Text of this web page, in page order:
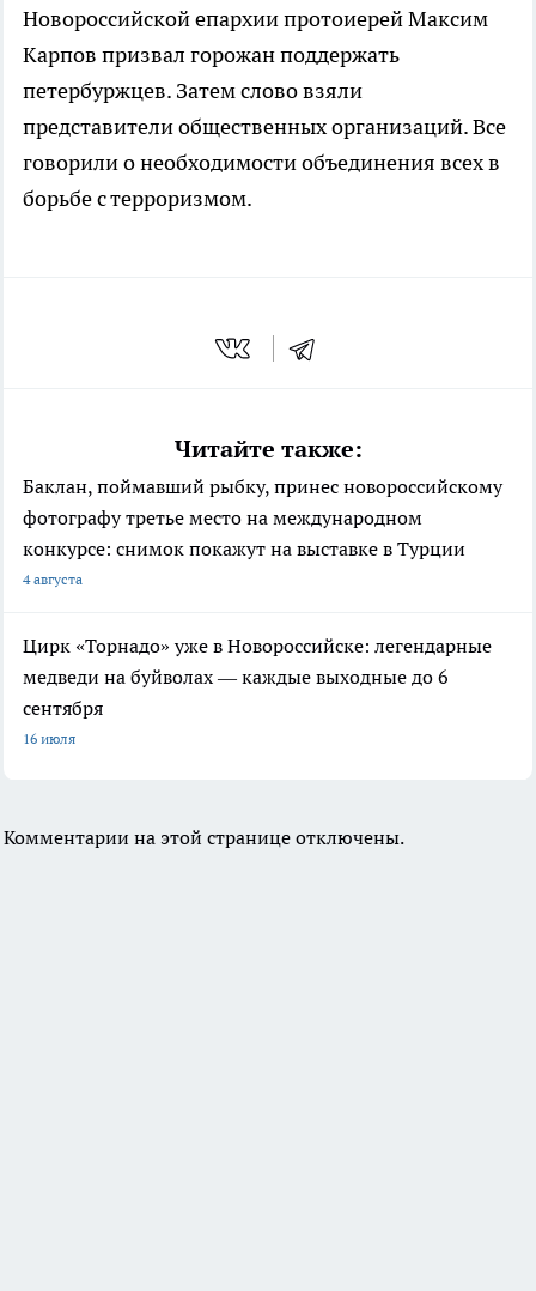
Новороссийской епархии протоиерей Максим
Карпов призвал горожан поддержать
петербуржцев. Затем слово взяли
представители общественных организаций. Все
говорили о необходимости объединения всех в
борьбе с терроризмом.
Читайте также:
Баклан, поймавший рыбку, принес новороссийскому
фотографу третье место на международном
конкурсе: снимок покажут на выставке в Турции
4 августа
Цирк «Торнадо» уже в Новороссийске: легендарные
медведи на буйволах — каждые выходные до 6
сентября
16 июля
Комментарии на этой странице отключены.